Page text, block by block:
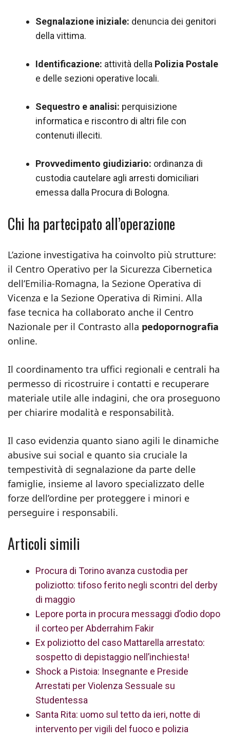
Segnalazione iniziale: denuncia dei genitori
della vittima.
Identificazione: attività della Polizia Postale
e delle sezioni operative locali.
Sequestro e analisi: perquisizione
informatica e riscontro di altri file con
contenuti illeciti.
Provvedimento giudiziario: ordinanza di
custodia cautelare agli arresti domiciliari
emessa dalla Procura di Bologna.
Chi ha partecipato all’operazione
L’azione investigativa ha coinvolto più strutture:
il Centro Operativo per la Sicurezza Cibernetica
dell’Emilia-Romagna, la Sezione Operativa di
Vicenza e la Sezione Operativa di Rimini. Alla
fase tecnica ha collaborato anche il Centro
Nazionale per il Contrasto alla pedopornografia
online.
Il coordinamento tra uffici regionali e centrali ha
permesso di ricostruire i contatti e recuperare
materiale utile alle indagini, che ora proseguono
per chiarire modalità e responsabilità.
Il caso evidenzia quanto siano agili le dinamiche
abusive sui social e quanto sia cruciale la
tempestività di segnalazione da parte delle
famiglie, insieme al lavoro specializzato delle
forze dell’ordine per proteggere i minori e
perseguire i responsabili.
Articoli simili
Procura di Torino avanza custodia per
poliziotto: tifoso ferito negli scontri del derby
di maggio
Lepore porta in procura messaggi d’odio dopo
il corteo per Abderrahim Fakir
Ex poliziotto del caso Mattarella arrestato:
sospetto di depistaggio nell’inchiesta!
Shock a Pistoia: Insegnante e Preside
Arrestati per Violenza Sessuale su
Studentessa
Santa Rita: uomo sul tetto da ieri, notte di
intervento per vigili del fuoco e polizia